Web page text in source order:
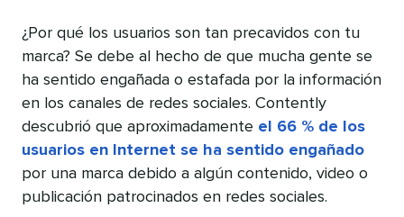
¿Por qué los usuarios son tan precavidos con tu
marca? Se debe al hecho de que mucha gente se
ha sentido engañada o estafada por la información
en los canales de redes sociales. Contently
descubrió que aproximadamente el 66 % de los
usuarios en Internet se ha sentido engañado
por una marca debido a algún contenido, video o
publicación patrocinados en redes sociales.